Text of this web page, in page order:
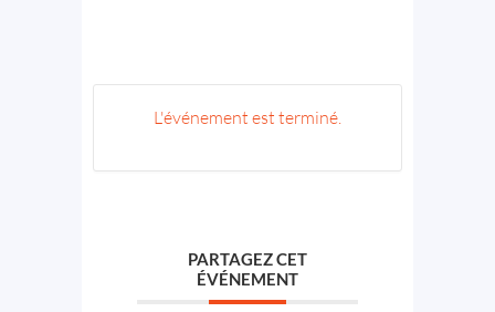
L'événement est terminé.
PARTAGEZ CET
ÉVÉNEMENT